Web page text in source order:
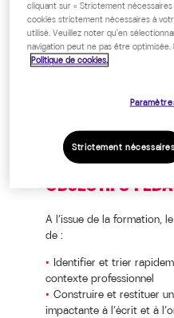
Toute
sa capacité à
restituer
l’oral.
OBJECTIFS
A l’issue de la formation,
de :
Identifier et trier
contexte professionnel
Construire et restituer
impactante à l’écrit et à
cliquant sur « Strictement
cookies strictement nécessaires à
utilisé. Veuillez noter qu'en
navigation peut ne pas être
Politique de cookies.
Strictement nécessaires